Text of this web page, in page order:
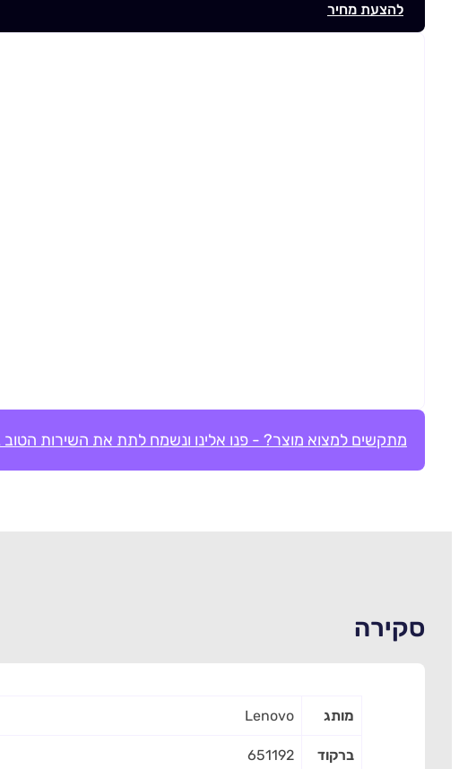
להצעת מחיר
מתקשים למצוא מוצר? - פנו אלינו ונשמח לתת את השירות
סקירה
מותג Lenovo
ברקוד 651192